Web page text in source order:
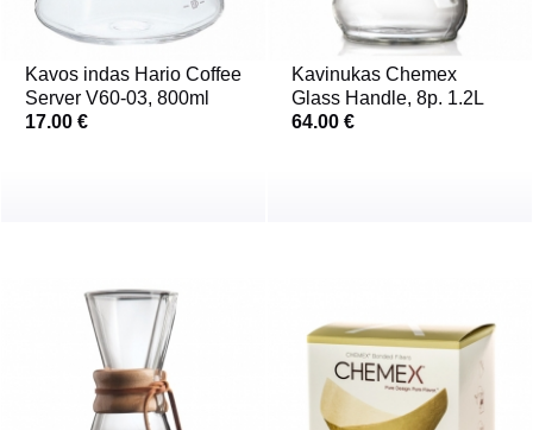
Kavos indas Hario Coffee
Server V60-03, 800ml
17.00 €
Kavinukas Chemex
Glass Handle, 8p. 1.2L
64.00 €